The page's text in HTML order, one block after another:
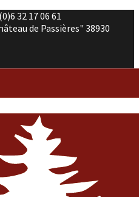
32 17 06 61
de Passières" 38930